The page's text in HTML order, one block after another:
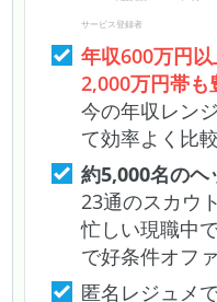
サービス登録者
年収600万円
2,000万円帯も
今の年収レン
て効率よく比
約5,000名のヘ
23通のスカウト
忙しい現職中
で好条件オフ
匿名レジュメ